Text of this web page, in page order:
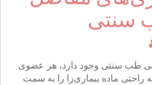
سنتی
طب سنتی وجود دارد، هر عضوی
ماده بیماری‌زا را به سمت